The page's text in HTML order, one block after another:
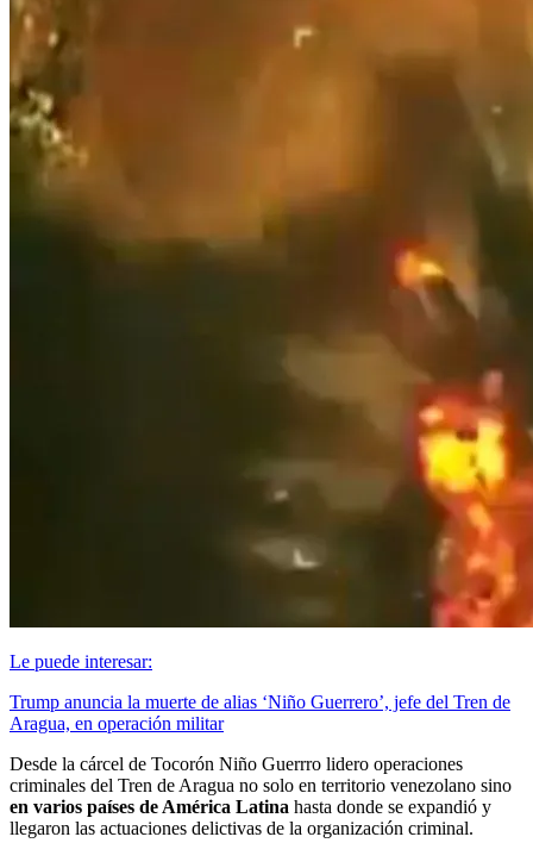
Le puede interesar:
Trump anuncia la muerte de alias ‘Niño Guerrero’, jefe del Tren de
Aragua, en operación militar
Desde la cárcel de Tocorón Niño Guerrro lidero operaciones
criminales del Tren de Aragua no solo en territorio venezolano sino
en varios países de América Latina hasta donde se expandió y
llegaron las actuaciones delictivas de la organización criminal.